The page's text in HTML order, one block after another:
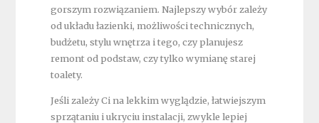
gorszym rozwiązaniem. Najlepszy wybór zależy
od układu łazienki, możliwości technicznych,
budżetu, stylu wnętrza i tego, czy planujesz
remont od podstaw, czy tylko wymianę starej
toalety.
Jeśli zależy Ci na lekkim wyglądzie, łatwiejszym
sprzątaniu i ukryciu instalacji, zwykle lepiej